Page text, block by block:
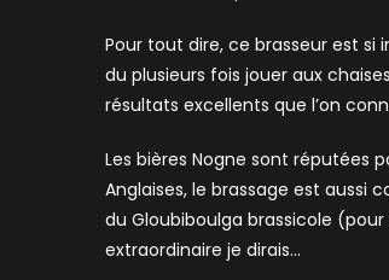
Pour tout dire, ce brasseur est si
du plusieurs fois jouer aux
résultats excellents que l’on
Les bières Nogne sont réputées
Anglaises, le brassage est aussi
du Gloubiboulga brassicole
extraordinaire je dirais…